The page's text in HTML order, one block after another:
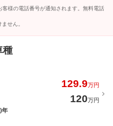
様の電話番号が通知されます。無料電話
せん。
種
129.9万円
120万円
年